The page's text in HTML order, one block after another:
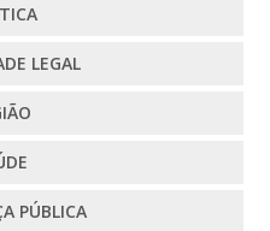
LEGAL
PÚBLICA